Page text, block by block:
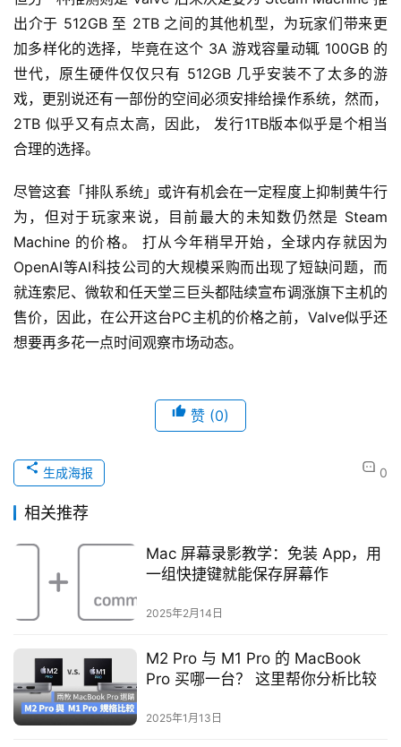
出介于 512GB 至 2TB 之间的其他机型，为玩家们带来更
加多样化的选择，毕竟在这个 3A 游戏容量动辄 100GB 的
世代，原生硬件仅仅只有 512GB 几乎安装不了太多的游
戏，更别说还有一部份的空间必须安排给操作系统，然而，
2TB 似乎又有点太高，因此， 发行1TB版本似乎是个相当
合理的选择。
尽管这套「排队系统」或许有机会在一定程度上抑制黄牛行
为，但对于玩家来说，目前最大的未知数仍然是 Steam
Machine 的价格。 打从今年稍早开始，全球内存就因为
OpenAI等AI科技公司的大规模采购而出现了短缺问题，而
就连索尼、微软和任天堂三巨头都陆续宣布调涨旗下主机的
售价，因此，在公开这台PC主机的价格之前，Valve似乎还
想要再多花一点时间观察市场动态。
赞 (0)
0
生成海报
相关推荐
Mac 屏幕录影教学：免装 App，用
一组快捷键就能保存屏幕作
2025年2月14日
M2 Pro 与 M1 Pro 的 MacBook
Pro 买哪一台？ 这里帮你分析比较
2025年1月13日